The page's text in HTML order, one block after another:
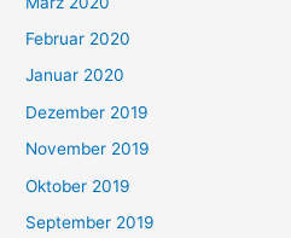
Februar 2020
Januar 2020
Dezember 2019
November 2019
Oktober 2019
September 2019